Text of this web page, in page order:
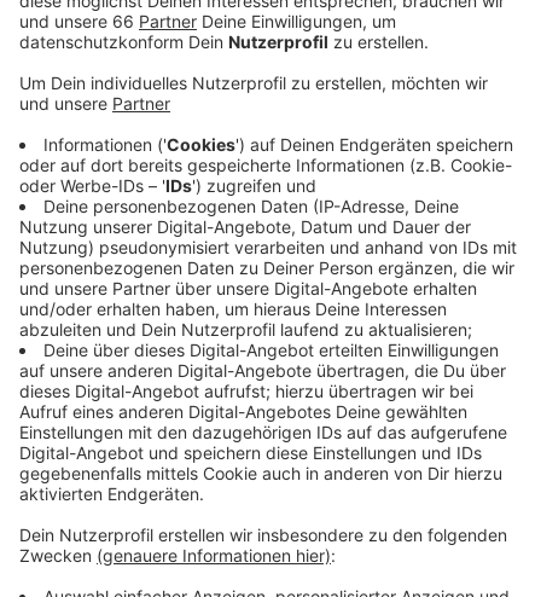
Anzeige
Man sei in Gesprächen mit den Betreibern.
Voraussetzung für eine Verlängerung der Stadtstrände
seien "inhaltliche und optische Optimierungen des
Konzepts". Für die Stadt sind die Stadtstrände positiv,
besonders für jüngere Menschen in unserer Stadt.
Kritik gibt es unter anderem von Anwohnerinnen und
Anwohnern, die sich über Lärm und Schmutz
beschweren. Die drei Stadtstrände gibt es seit 2019.
Anzeige
Weitere Infos und Links zum Thema
Anzeige
Stadtstrand Düsseldorf